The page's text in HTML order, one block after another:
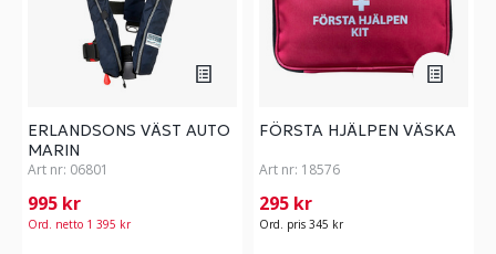
ERLANDSONS VÄST AUTO
MARIN
Art nr: 06801
995 kr
Ord. netto 1 395 kr
FÖRSTA HJÄLPEN VÄSKA
Art nr: 18576
295 kr
Ord. pris 345 kr